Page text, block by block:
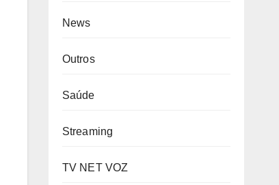
News
Outros
Saúde
Streaming
TV NET VOZ